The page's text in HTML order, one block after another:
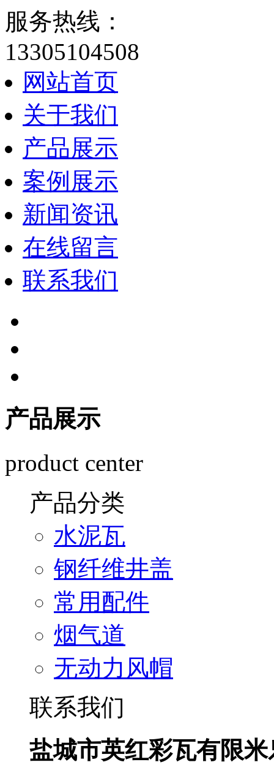
服务热线：
13305104508
网站首页
关于我们
产品展示
案例展示
新闻资讯
在线留言
联系我们
产品展示
product center
产品分类
水泥瓦
钢纤维井盖
常用配件
烟气道
无动力风帽
联系我们
盐城市英红彩瓦有限